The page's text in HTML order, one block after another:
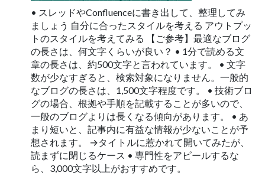
• スレッドやConfluenceに書き出して、整理してみ
ましょう 自分に合ったスタイルを考える アウトプッ
トのスタイルを考えてみる 【ご参考】最適なブログ
の長さは、何文字くらいが良い？ • 1分で読める文
章の長さは、約500文字と言われています。 • 文字
数が少なすぎると、検索対象になりません。一般的
なブログの長さは、1,500文字程度です。 • 技術ブロ
グの場合、根拠や手順を記載することが多いので、
一般のブログよりは長くなる傾向があります。 • あ
まり短いと、記事内に有益な情報が少ないことが予
想されます。 →タイトルに惹かれて開いてみたが、
読まずに閉じるケース • 専門性をアピールするな
ら、3,000文字以上がおすすめです。